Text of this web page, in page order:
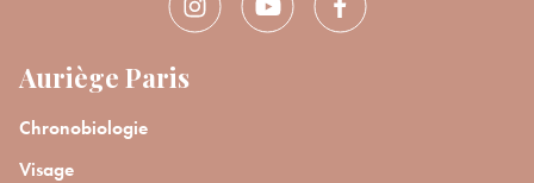
Auriège Paris
Chronobiologie
Visage